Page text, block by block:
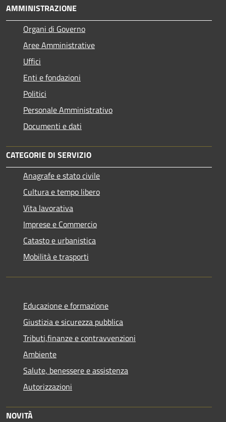
AMMINISTRAZIONE
Organi di Governo
Aree Amministrative
Uffici
Enti e fondazioni
Politici
Personale Amministrativo
Documenti e dati
CATEGORIE DI SERVIZIO
Anagrafe e stato civile
Cultura e tempo libero
Vita lavorativa
Imprese e Commercio
Catasto e urbanistica
Mobilità e trasporti
Educazione e formazione
Giustizia e sicurezza pubblica
Tributi,finanze e contravvenzioni
Ambiente
Salute, benessere e assistenza
Autorizzazioni
NOVITÀ